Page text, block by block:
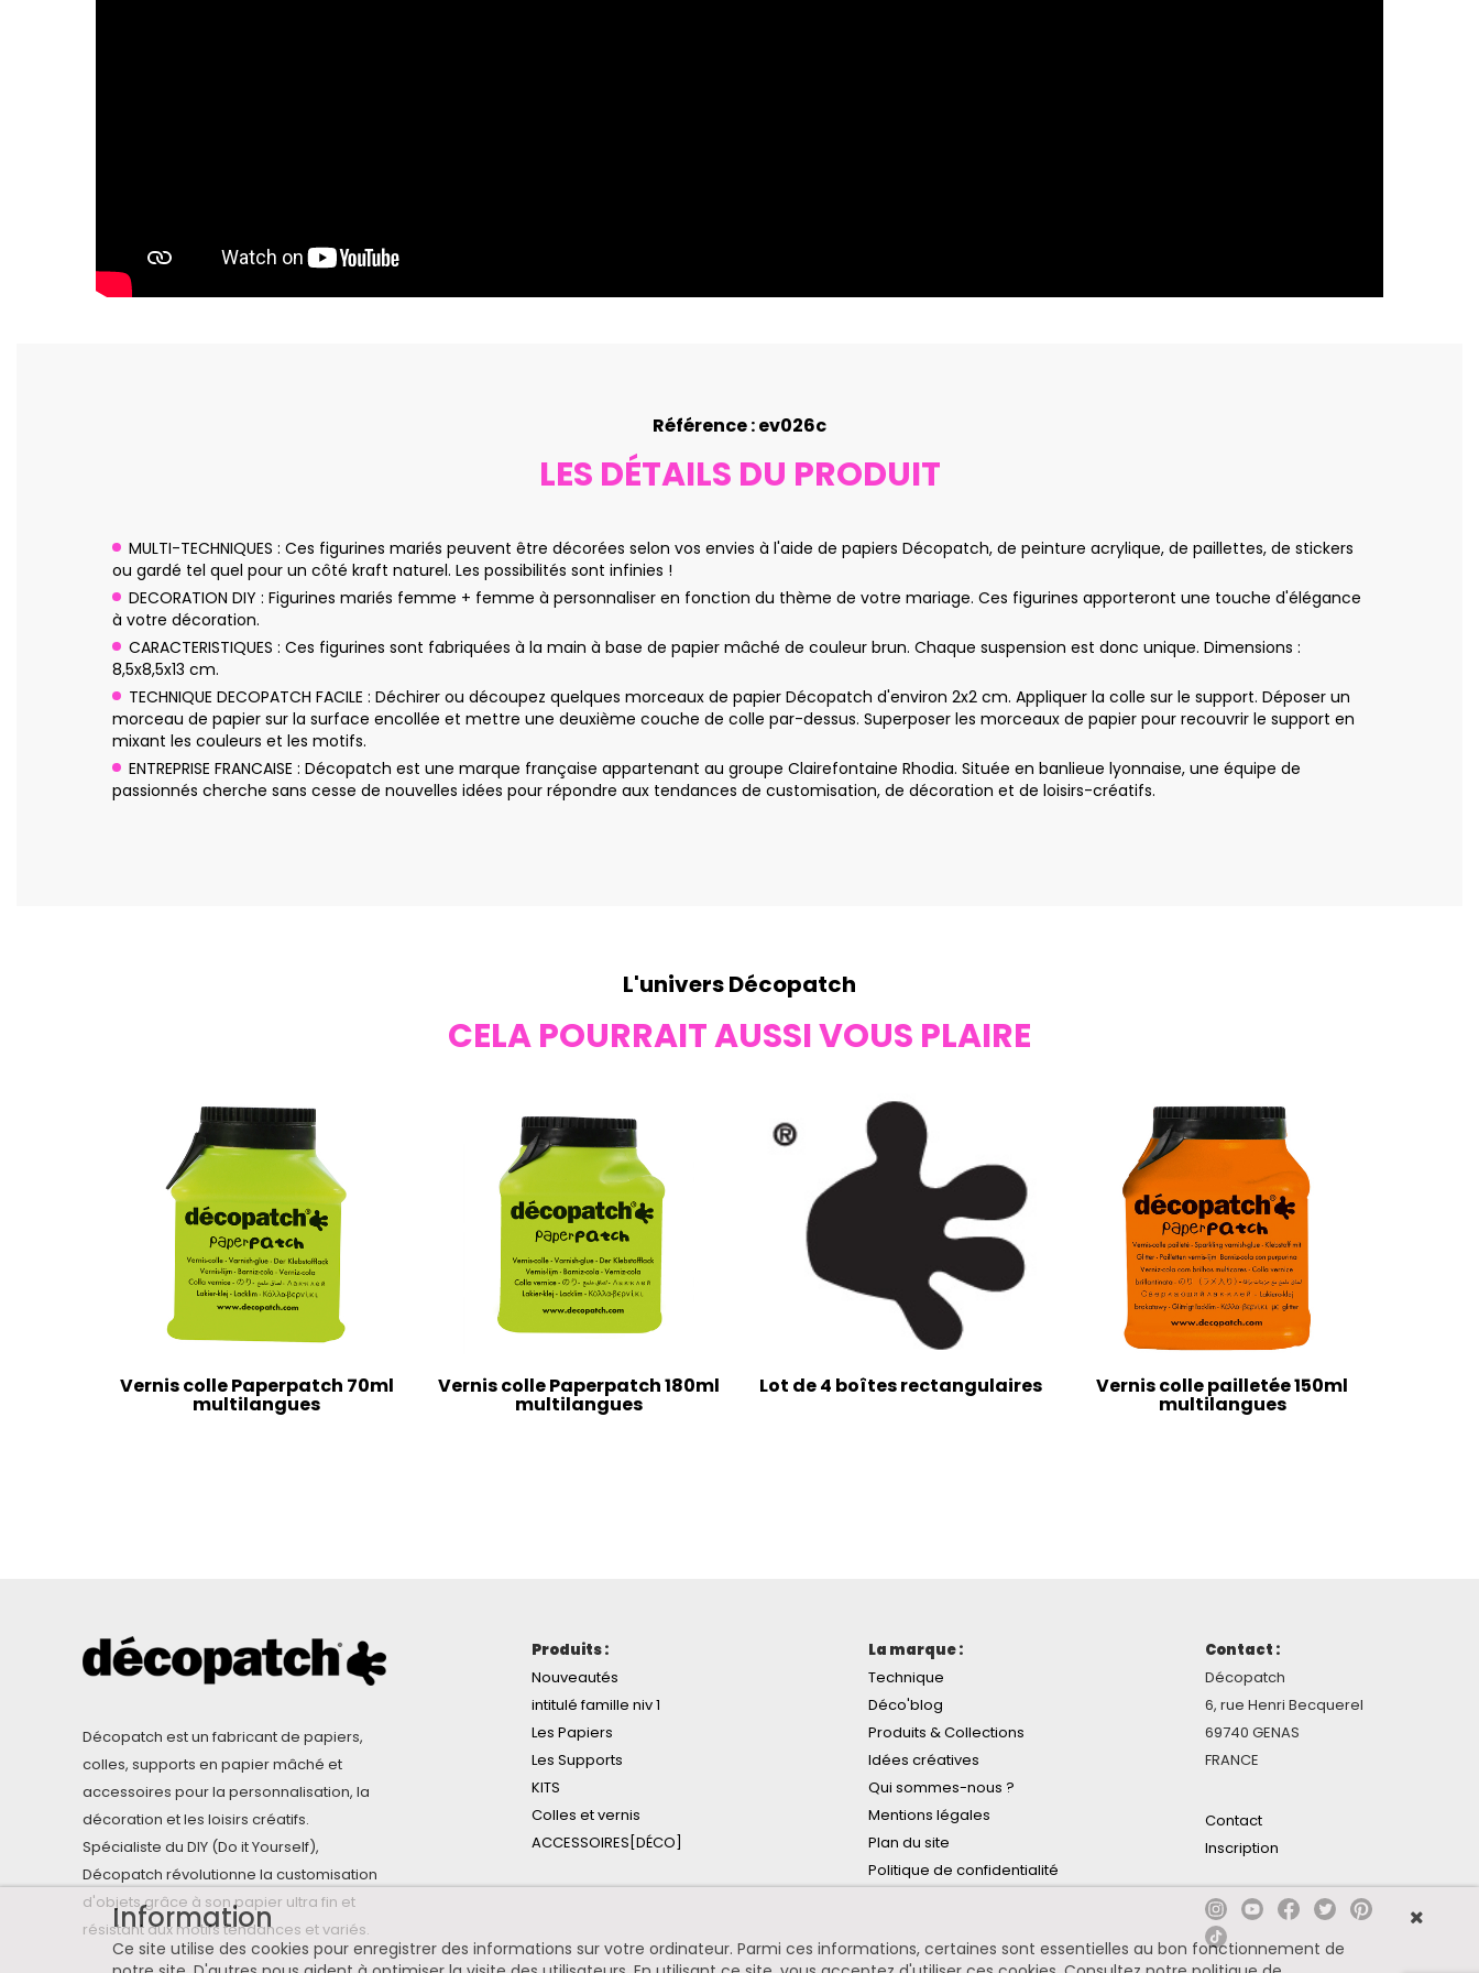
Référence : ev026c
LES DÉTAILS DU PRODUIT
MULTI-TECHNIQUES : Ces figurines mariés peuvent être décorées selon vos envies à l'aide de papiers Décopatch, de peinture acrylique, de paillettes, de stickers
ou gardé tel quel pour un côté kraft naturel. Les possibilités sont infinies !
DECORATION DIY : Figurines mariés femme + femme à personnaliser en fonction du thème de votre mariage. Ces figurines apporteront une touche d'élégance
à votre décoration.
CARACTERISTIQUES : Ces figurines sont fabriquées à la main à base de papier mâché de couleur brun. Chaque suspension est donc unique. Dimensions :
8,5x8,5x13 cm.
TECHNIQUE DECOPATCH FACILE : Déchirer ou découpez quelques morceaux de papier Décopatch d'environ 2x2 cm. Appliquer la colle sur le support. Déposer un
morceau de papier sur la surface encollée et mettre une deuxième couche de colle par-dessus. Superposer les morceaux de papier pour recouvrir le support en
mixant les couleurs et les motifs.
ENTREPRISE FRANCAISE : Décopatch est une marque française appartenant au groupe Clairefontaine Rhodia. Située en banlieue lyonnaise, une équipe de
passionnés cherche sans cesse de nouvelles idées pour répondre aux tendances de customisation, de décoration et de loisirs-créatifs.
L'univers Décopatch
CELA POURRAIT AUSSI VOUS PLAIRE
Vernis colle Paperpatch 70ml
multilangues
Vernis colle Paperpatch 180ml
multilangues
Lot de 4 boîtes rectangulaires Vernis colle pailletée 150ml
multilangues
Décopatch est un fabricant de papiers,
colles, supports en papier mâché et
accessoires pour la personnalisation, la
décoration et les loisirs créatifs.
Spécialiste du DIY (Do it Yourself),
Décopatch révolutionne la customisation
d'objets grâce à son papier ultra fin et
résistant aux motifs tendances et variés.
Produits :
Nouveautés
intitulé famille niv 1
Les Papiers
Les Supports
KITS
Colles et vernis
ACCESSOIRES[DÉCO]
La marque :
Technique
Déco'blog
Produits & Collections
Idées créatives
Qui sommes-nous ?
Mentions légales
Plan du site
Politique de confidentialité
Contact :
Décopatch
6, rue Henri Becquerel
69740 GENAS
FRANCE
Contact
Inscription
Information
Ce site utilise des cookies pour enregistrer des informations sur votre ordinateur. Parmi ces informations, certaines sont essentielles au bon fonctionnement de